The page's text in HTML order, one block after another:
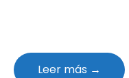
Leer más →